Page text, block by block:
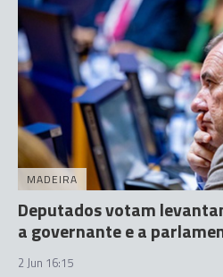
MADEIRA
Deputados votam
a governante e a
2 Jun 16:15